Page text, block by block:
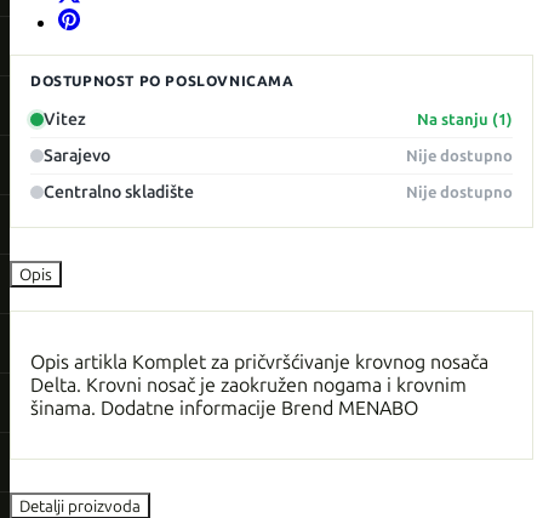
DOSTUPNOST PO POSLOVNICAMA
Vitez Na stanju (1)
Sarajevo Nije dostupno
Centralno skladište Nije dostupno
Opis
Opis artikla Komplet za pričvršćivanje krovnog nosača
Delta. Krovni nosač je zaokružen nogama i krovnim
šinama. Dodatne informacije Brend MENABO
Detalji proizvoda